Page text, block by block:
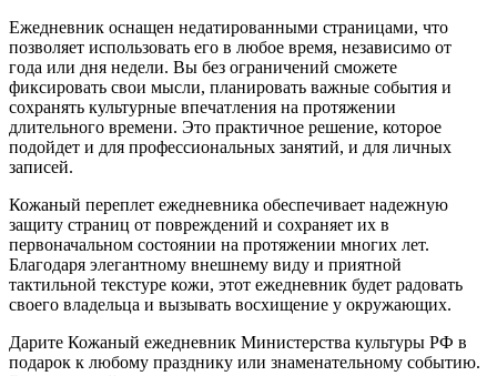
Ежедневник оснащен недатированными страницами, что
позволяет использовать его в любое время, независимо от
года или дня недели. Вы без ограничений сможете
фиксировать свои мысли, планировать важные события и
сохранять культурные впечатления на протяжении
длительного времени. Это практичное решение, которое
подойдет и для профессиональных занятий, и для личных
записей.
Кожаный переплет ежедневника обеспечивает надежную
защиту страниц от повреждений и сохраняет их в
первоначальном состоянии на протяжении многих лет.
Благодаря элегантному внешнему виду и приятной
тактильной текстуре кожи, этот ежедневник будет радовать
своего владельца и вызывать восхищение у окружающих.
Дарите Кожаный ежедневник Министерства культуры РФ в
подарок к любому празднику или знаменательному событию.